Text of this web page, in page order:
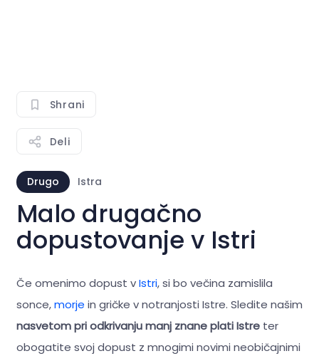
Shrani
Deli
Drugo Istra
Malo drugačno
dopustovanje v Istri
Če omenimo dopust vIstri, si bo večina zamislila
sonce,morje in gričke v notranjosti Istre. Sledite našim
nasvetom pri odkrivanju manj znane plati Istreter
obogatite svoj dopust z mnogimi novimi neobičajnimi